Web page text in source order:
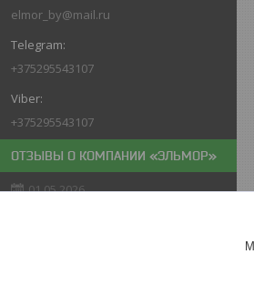
elmor_by@mail.ru
+375295543107
+375295543107
ОТЗЫВЫ О КОМПАНИИ «ЭЛЬМОР»
01.05.2026